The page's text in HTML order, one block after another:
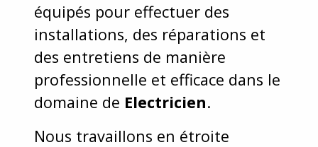
équipés pour effectuer des
installations, des réparations et
des entretiens de manière
professionnelle et efficace dans le
domaine de Electricien.
Nous travaillons en étroite